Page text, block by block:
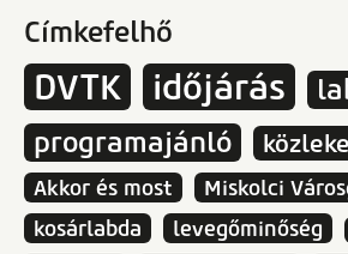
Címkefelhő
DVTK időjárás
programajánló
Akkor és most
Miskolci
kosárlabda
levegőminőség